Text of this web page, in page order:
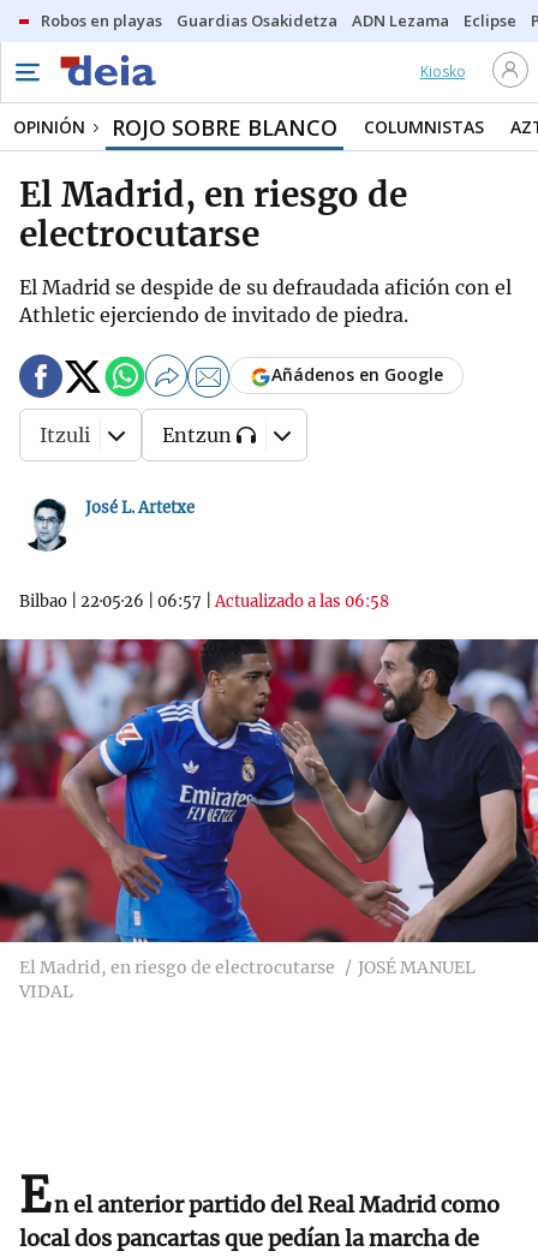
Robos en playas Guardias Osakidetza ADN Lezama Eclipse
Kiosko
OPINIÓN ROJO SOBRE BLANCO COLUMNISTAS
El Madrid, en riesgo de
electrocutarse
El Madrid se despide de su defraudada afición con el
Athletic ejerciendo de invitado de piedra.
José L. Artetxe
Bilbao 22·05·26 06:57 |Actualizado a las 06:58
Añádenos en Google
Itzuli Entzun
El Madrid, en riesgo de electrocutarse
JOSÉ MANUEL
VIDAL
En el anterior partido del Real Madrid como
local dos pancartas que pedían la marcha de